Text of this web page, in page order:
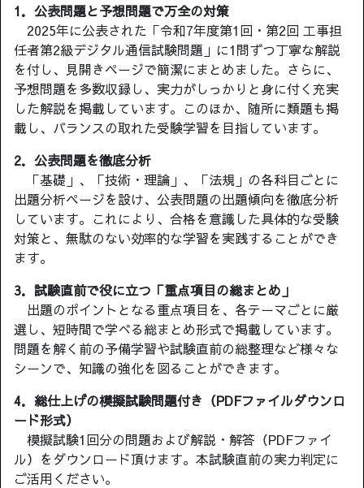
1．公表問題と予想問題で万全の対策
2025年に公表された「令和7年度第1回・第2回 工事担
任者第2級デジタル通信試験問題」に1問ずつ丁寧な解説
を付し、見開きページで簡潔にまとめました。さらに、
予想問題を多数収録し、実力がしっかりと身に付く充実
した解説を掲載しています。このほか、随所に類題も掲
載し、バランスの取れた受験学習を目指しています。
2．公表問題を徹底分析
「基礎」、「技術・理論」、「法規」の各科目ごとに
出題分析ページを設け、公表問題の出題傾向を徹底分析
しています。これにより、合格を意識した具体的な受験
対策と、無駄のない効率的な学習を実践することができ
ます。
3．試験直前で役に立つ「重点項目の総まとめ」
出題のポイントとなる重点項目を、各テーマごとに厳
選し、短時間で学べる総まとめ形式で掲載しています。
問題を解く前の予備学習や試験直前の総整理など様々な
シーンで、知識の強化を図ることができます。
4．総仕上げの模擬試験問題付き（PDFファイルダウンロ
ード形式）
模擬試験1回分の問題および解説・解答（PDFファイ
ル）をダウンロード頂けます。本試験直前の実力判定に
ご活用ください。